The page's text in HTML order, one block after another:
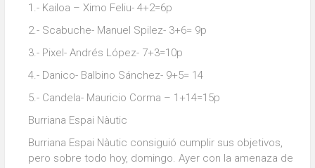
1.- Kailoa – Ximo Feliu- 4+2=6p
2.- Scabuche- Manuel Spilez- 3+6= 9p
3.- Pixel- Andrés López- 7+3=10p
4.- Danico- Balbino Sánchez- 9+5= 14
5.- Candela- Mauricio Corma – 1+14=15p
Burriana Espai Nàutic
Burriana Espai Nàutic consiguió cumplir sus objetivos,
pero sobre todo hoy, domingo. Ayer con la amenaza de